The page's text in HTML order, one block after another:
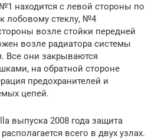
находится с левой стороны по
лобовому стеклу, №4
возле стойки передней
возле радиатора системы
Все они закрываются
на обратной стороне
предохранителей и
цепей.
выпуска 2008 года защита
всего в двух узлах.